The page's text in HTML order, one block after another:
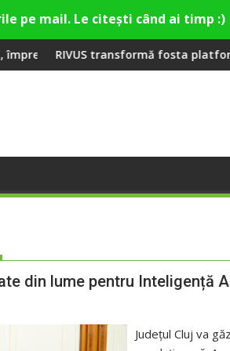
premieră la Fashion Village
fosta platformă Carbochim
din lume pentru Inteligență
Județul Cluj va